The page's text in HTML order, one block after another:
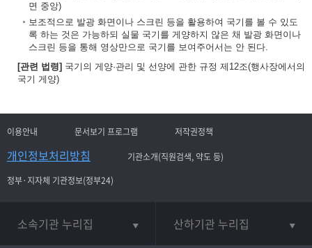
면 중앙)
보조적으로 발광 화면이나 스크린 등을 활용하여 국기를 볼 수 있도
록 하는 것은 가능하되 실물 국기를 게양하지 않은 채 발광 화면이나
스크린 등을 통해 영상만으로 국기를 보여주어서는 안 된다.
[관련 법령] 국기의 게양·관리 및 선양에 관한 규정 제12조(행사장에서의
국기 게양)
이용안내 문서보기 프로그램 저작권정책
개인정보처리방침
기관소개(직원검색, 약도 등)
정부·지자체 기관정보(정부24)
소속기관 누리집 산하기관 누리집